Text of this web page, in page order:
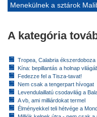
Menekülnek a sztárok
A kategória
Tropea, Calabria ékszerdoboza
Kína: bepillantás a holnap
Fedezze fel a Tisza-tavat!
Nem csak a tengerpart hívogat
Levendulaillatú csodavilág a
A vb, ami milliárdokat termel
Élményekkel teli hétvége a